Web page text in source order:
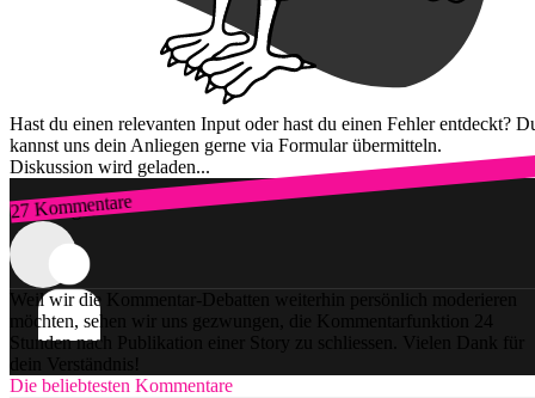
Hast du einen relevanten Input oder hast du einen Fehler entdeckt?
kannst uns dein Anliegen gerne via Formular übermitteln.
Diskussion wird geladen...
27 Kommentare
Zum Login
Weil wir die Kommentar-Debatten weiterhin persönlich moderieren
möchten, sehen wir uns gezwungen, die Kommentarfunktion 24
Stunden nach Publikation einer Story zu schliessen. Vielen Dank für
dein Verständnis!
Die beliebtesten Kommentare